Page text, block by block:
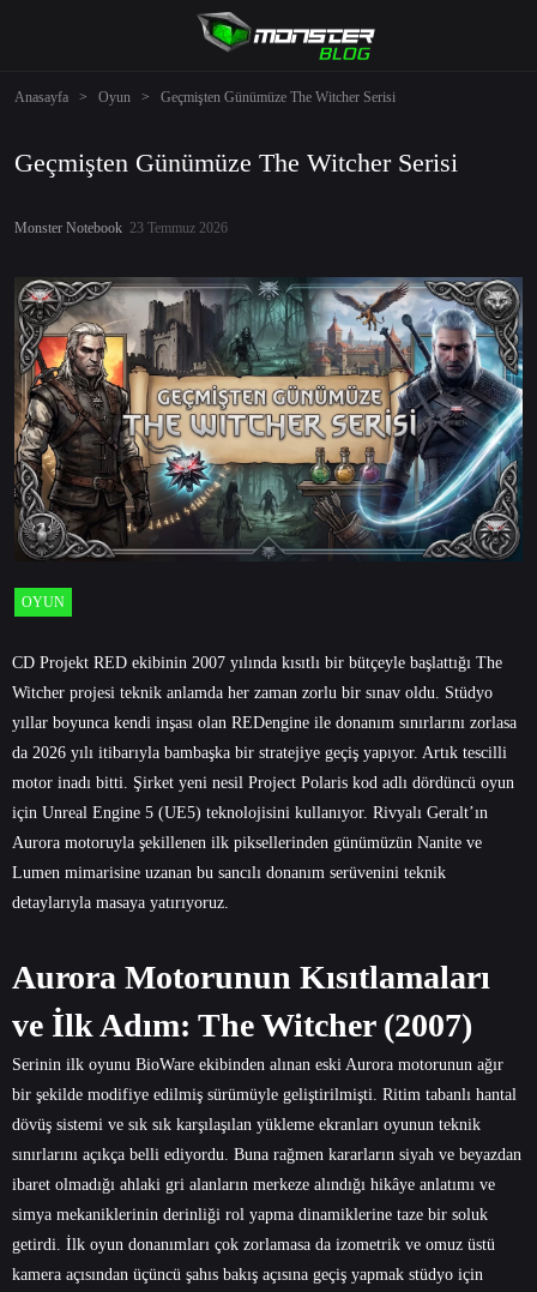
Anasayfa > Oyun > Geçmişten Günümüze The Witcher Serisi
Geçmişten Günümüze The Witcher Serisi
Monster Notebook 23 Temmuz 2026
OYUN
CD Projekt RED ekibinin 2007 yılında kısıtlı bir bütçeyle başlattığı The
Witcher projesi teknik anlamda her zaman zorlu bir sınav oldu. Stüdyo
yıllar boyunca kendi inşası olan REDengine ile donanım sınırlarını zorlasa
da 2026 yılı itibarıyla bambaşka bir stratejiye geçiş yapıyor. Artık tescilli
motor inadı bitti. Şirket yeni nesil Project Polaris kod adlı dördüncü oyun
için Unreal Engine 5 (UE5) teknolojisini kullanıyor. Rivyalı Geralt’ın
Aurora motoruyla şekillenen ilk piksellerinden günümüzün Nanite ve
Lumen mimarisine uzanan bu sancılı donanım serüvenini teknik
detaylarıyla masaya yatırıyoruz.
Aurora Motorunun Kısıtlamaları
ve İlk Adım: The Witcher (2007)
Serinin ilk oyunu BioWare ekibinden alınan eski Aurora motorunun ağır
bir şekilde modifiye edilmiş sürümüyle geliştirilmişti. Ritim tabanlı hantal
dövüş sistemi ve sık sık karşılaşılan yükleme ekranları oyunun teknik
sınırlarını açıkça belli ediyordu. Buna rağmen kararların siyah ve beyazdan
ibaret olmadığı ahlaki gri alanların merkeze alındığı hikâye anlatımı ve
simya mekaniklerinin derinliği rol yapma dinamiklerine taze bir soluk
getirdi. İlk oyun donanımları çok zorlamasa da izometrik ve omuz üstü
kamera açısından üçüncü şahıs bakış açısına geçiş yapmak stüdyo için